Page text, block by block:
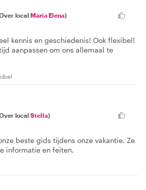
local Maria Elena)
kennis en geschiedenis! Ook flexibel!
aanpassen om ons allemaal te
local Stella)
beste gids tijdens onze vakantie. Ze
informatie en feiten.